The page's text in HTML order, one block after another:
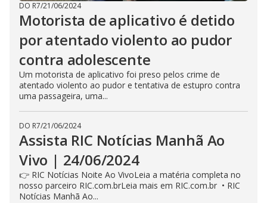
DO R7/21/06/2024
Motorista de aplicativo é detido
por atentado violento ao pudor
contra adolescente
Um motorista de aplicativo foi preso pelos crime de
atentado violento ao pudor e tentativa de estupro contra
uma passageira, uma...
DO R7/21/06/2024
Assista RIC Notícias Manhã Ao
Vivo | 24/06/2024
👉 RIC Notícias Noite Ao VivoLeia a matéria completa no
nosso parceiro RIC.com.brLeia mais em RIC.com.br • RIC
Notícias Manhã Ao...